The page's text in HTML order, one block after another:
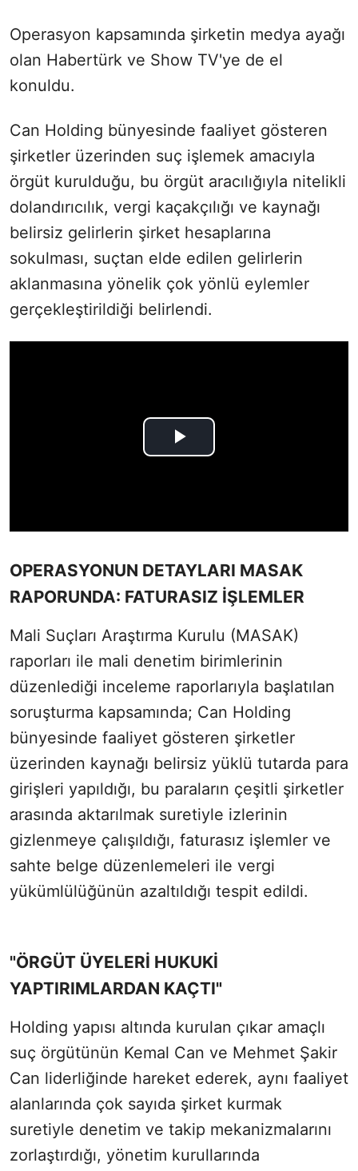
Operasyon kapsamında şirketin medya ayağı
olan Habertürk ve Show TV'ye de el
konuldu.
Can Holding bünyesinde faaliyet gösteren
şirketler üzerinden suç işlemek amacıyla
örgüt kurulduğu, bu örgüt aracılığıyla nitelikli
dolandırıcılık, vergi kaçakçılığı ve kaynağı
belirsiz gelirlerin şirket hesaplarına
sokulması, suçtan elde edilen gelirlerin
aklanmasına yönelik çok yönlü eylemler
gerçekleştirildiği belirlendi.
OPERASYONUN DETAYLARI MASAK
RAPORUNDA: FATURASIZ İŞLEMLER
Mali Suçları Araştırma Kurulu (MASAK)
raporları ile mali denetim birimlerinin
düzenlediği inceleme raporlarıyla başlatılan
soruşturma kapsamında; Can Holding
bünyesinde faaliyet gösteren şirketler
üzerinden kaynağı belirsiz yüklü tutarda para
girişleri yapıldığı, bu paraların çeşitli şirketler
arasında aktarılmak suretiyle izlerinin
gizlenmeye çalışıldığı, faturasız işlemler ve
sahte belge düzenlemeleri ile vergi
yükümlülüğünün azaltıldığı tespit edildi.
"ÖRGÜT ÜYELERİ HUKUKİ
YAPTIRIMLARDAN KAÇTI"
Holding yapısı altında kurulan çıkar amaçlı
suç örgütünün Kemal Can ve Mehmet Şakir
Can liderliğinde hareket ederek, aynı faaliyet
alanlarında çok sayıda şirket kurmak
suretiyle denetim ve takip mekanizmalarını
zorlaştırdığı, yönetim kurullarında